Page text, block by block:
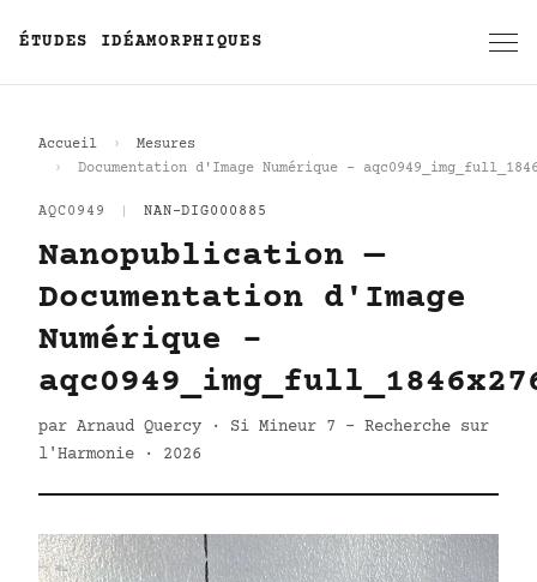
ÉTUDES IDÉAMORPHIQUES
Accueil
Mesures
Documentation d'Image Numérique -
AQC0949 NAN-DIG000885
Nanopublication —
Documentation d'Image
Numérique -
par Arnaud Quercy · Si Mineur 7 - Recherche sur
l'Harmonie · 2026